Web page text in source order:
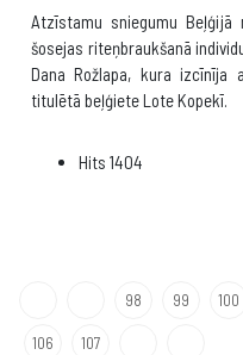
Atzīstamu sniegumu Beļģijā
šosejas riteņbraukšanā
Dana Rožlapa, kura izcīnīja
titulētā beļģiete Lote Kopekī.
Hits 1404
98 99 100
106 107